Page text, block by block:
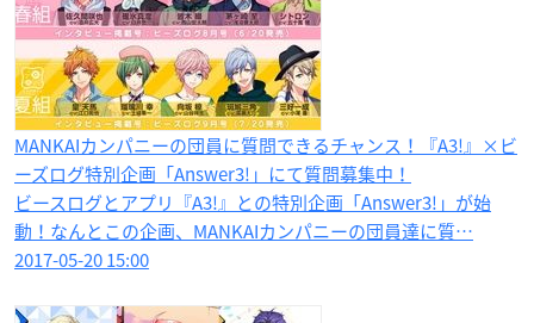
MANKAIカンパニーの団員に質問できるチャンス！『A3!』×ビ
ーズログ特別企画「Answer3!」にて質問募集中！
ビースログとアプリ『A3!』との特別企画「Answer3!」が始
動！なんとこの企画、MANKAIカンパニーの団員達に質…
2017-05-20 15:00